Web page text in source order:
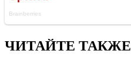
ЧИТАЙТЕ ТАКЖЕ